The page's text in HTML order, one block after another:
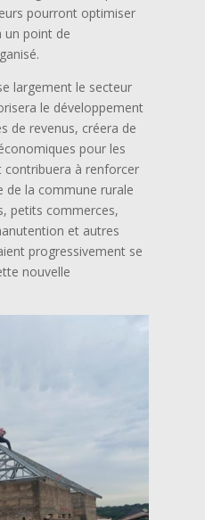
pourront optimiser
un point de
largement le secteur
le développement
de revenus, créera de
pour les
à renforcer
de la commune rurale
petits commerces,
et autres
progressivement se
nouvelle